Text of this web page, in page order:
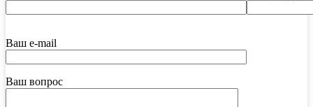
Ваш e-mail
Ваш вопрос